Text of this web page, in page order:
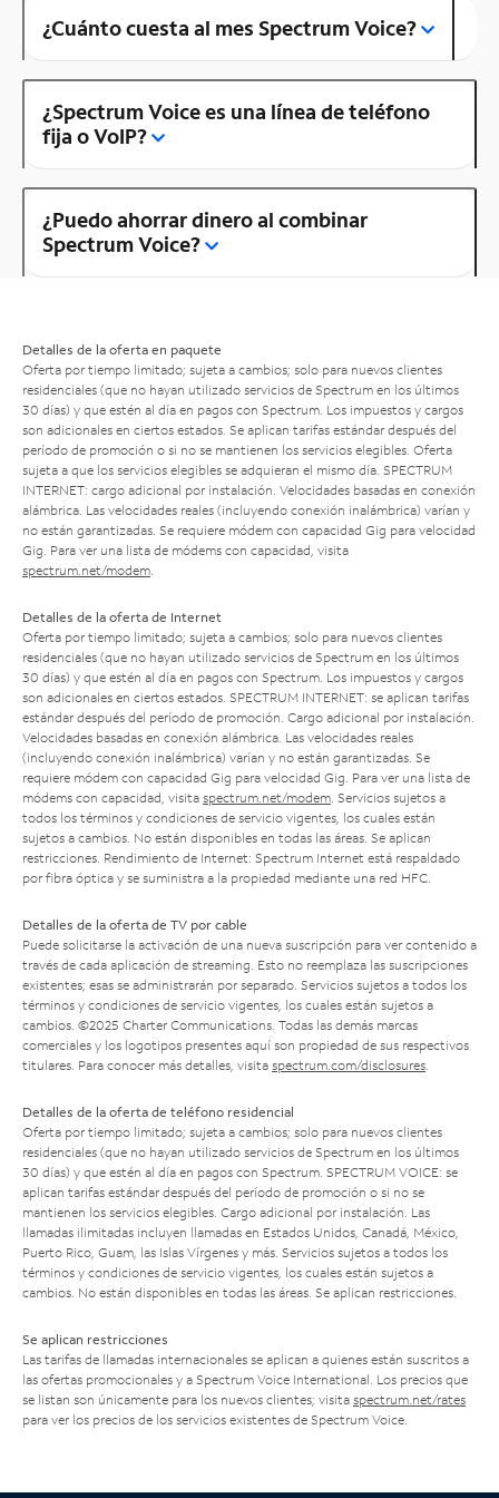
¿Cuánto cuesta al mes Spectrum Voice?
¿Spectrum Voice es una línea de teléfono
fija o VoIP?
¿Puedo ahorrar dinero al combinar
Spectrum Voice?
Detalles de la oferta en paquete
Oferta por tiempo limitado; sujeta a cambios; solo para nuevos clientes
residenciales (que no hayan utilizado servicios de Spectrum en los últimos
30 días) y que estén al día en pagos con Spectrum. Los impuestos y cargos
son adicionales en ciertos estados. Se aplican tarifas estándar después del
período de promoción o si no se mantienen los servicios elegibles. Oferta
sujeta a que los servicios elegibles se adquieran el mismo día. SPECTRUM
INTERNET: cargo adicional por instalación. Velocidades basadas en conexión
alámbrica. Las velocidades reales (incluyendo conexión inalámbrica) varían y
no están garantizadas. Se requiere módem con capacidad Gig para velocidad
Gig. Para ver una lista de módems con capacidad, visita
spectrum.net/modem
Detalles de la oferta de Internet
Oferta por tiempo limitado; sujeta a cambios; solo para nuevos clientes
residenciales (que no hayan utilizado servicios de Spectrum en los últimos
30 días) y que estén al día en pagos con Spectrum. Los impuestos y cargos
son adicionales en ciertos estados. SPECTRUM INTERNET: se aplican tarifas
estándar después del período de promoción. Cargo adicional por instalación.
Velocidades basadas en conexión alámbrica. Las velocidades reales
(incluyendo conexión inalámbrica) varían y no están garantizadas. Se
requiere módem con capacidad Gig para velocidad Gig. Para ver una lista de
módems con capacidad, visita spectrum.net/modem . Servicios sujetos a
todos los términos y condiciones de servicio vigentes, los cuales están
sujetos a cambios. No están disponibles en todas las áreas. Se aplican
restricciones. Rendimiento de Internet: Spectrum Internet está respaldado
por fibra óptica y se suministra a la propiedad mediante una red HFC.
Detalles de la oferta de TV por cable
Puede solicitarse la activación de una nueva suscripción para ver contenido a
través de cada aplicación de streaming. Esto no reemplaza las suscripciones
existentes; esas se administrarán por separado. Servicios sujetos a todos los
términos y condiciones de servicio vigentes, los cuales están sujetos a
cambios. ©2025 Charter Communications. Todas las demás marcas
comerciales y los logotipos presentes aquí son propiedad de sus respectivos
titulares. Para conocer más detalles, visita spectrum.com/disclosures
Detalles de la oferta de teléfono residencial
Oferta por tiempo limitado; sujeta a cambios; solo para nuevos clientes
residenciales (que no hayan utilizado servicios de Spectrum en los últimos
30 días) y que estén al día en pagos con Spectrum. SPECTRUM VOICE: se
aplican tarifas estándar después del período de promoción o si no se
mantienen los servicios elegibles. Cargo adicional por instalación. Las
llamadas ilimitadas incluyen llamadas en Estados Unidos, Canadá, México,
Puerto Rico, Guam, las Islas Vírgenes y más. Servicios sujetos a todos los
términos y condiciones de servicio vigentes, los cuales están sujetos a
cambios. No están disponibles en todas las áreas. Se aplican restricciones.
Se aplican restricciones
Las tarifas de llamadas internacionales se aplican a quienes están suscritos a
las ofertas promocionales y a Spectrum Voice International. Los precios que
se listan son únicamente para los nuevos clientes; visita spectrum.net/rates
para ver los precios de los servicios existentes de Spectrum Voice.